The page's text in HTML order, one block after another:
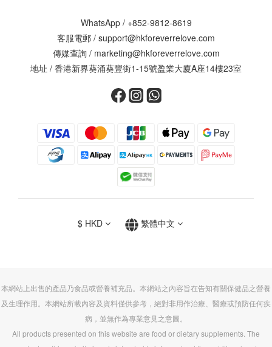
WhatsApp / +852-9812-8619
客服電郵 / support@hkforeverrelove.com
傳媒查詢 / marketing@hkforeverrelove.com
地址 / 香港新界葵涌葵豐街1-15號盈業大廈A座14樓23室
$ HKD 繁體中文
本網站上出售的產品乃食品或營養補充品。本網站之內容旨在告知有關保健品之營養
及生理作用。本網站所載內容及資料僅供參考，絕對非用作治療、醫療或預防任何疾
病，並無作為專業意見之意圖。
All products presented on this website are food or dietary supplements. The